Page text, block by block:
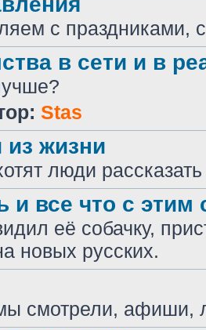
с праздниками,
в сети и в
Stas
из жизни
люди
и все что с этим
её собачку,
новых русских.
смотрели, афиши,